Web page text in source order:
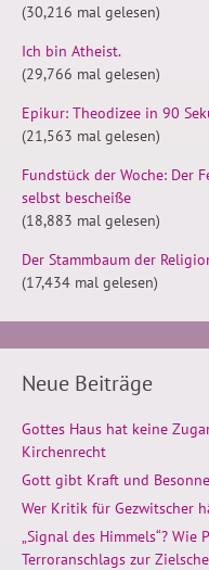
(30,216 mal gelesen)
Ich bin Atheist.
(29,766 mal gelesen)
Epikur: Theodizee in 90
(21,563 mal gelesen)
Fundstück der Woche: Der
selbst bescheiße
(18,883 mal gelesen)
Der Stammbaum der
(17,434 mal gelesen)
Neue Beiträge
Gottes Haus hat keine
Kirchenrecht
Gott gibt Kraft und
Wer Kritik für Gezwitscher
„Signal des Himmels“?
Terroranschlags zur